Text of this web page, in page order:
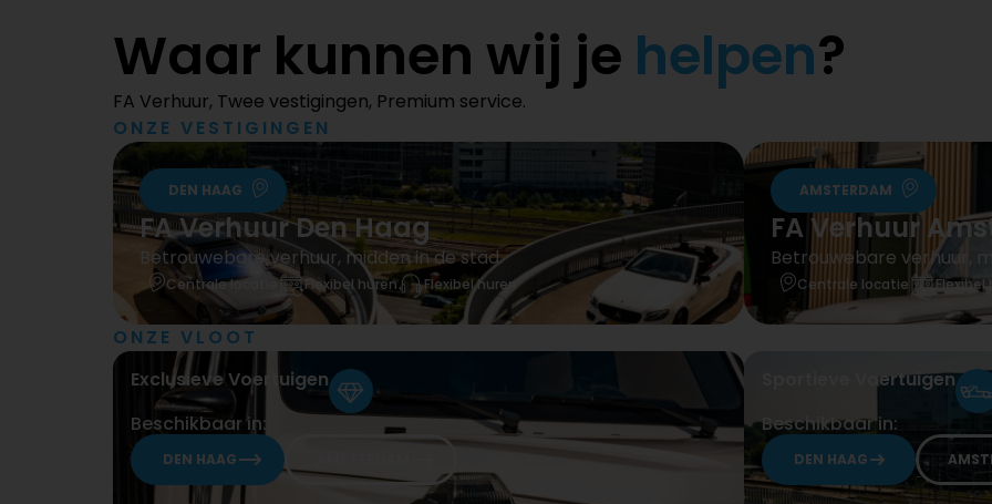
Waar kunnen wij je helpen​?
FA Verhuur, Twee vestigingen, Premium service.
ONZE VESTIGINGEN
DEN HAAG
FA Verhuur Den Haag
Betrouwebare verhuur, midden in de stad.
Centrale locatie Flexibel huren Flexibel huren
AMSTERDAM
FA Verhuur
Betrouwebare verhuur,
Centrale locatie Flexibel
ONZE VLOOT
Exclusieve Voertuigen
Beschikbaar in:
DEN HAAG
Sportieve Voertuigen
Beschikbaar in:
DEN HAAG